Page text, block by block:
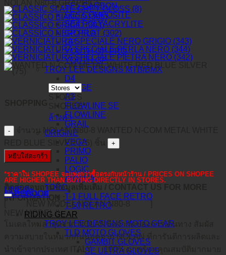
SE5 CARBON
SE5 COMPOSITE
SE4 POLYACRYLITE
GP PRO
GP
YOUTH GP PRO
YOUTH GP
TROY LEE DESIGNS MTB/BMX
D4
STAGE
A3
FLOWLINE SE
FLOWLINE
GRAIL
ORIGINE
VEGA
PRIMO
PALIO
LOGIC
APRICA
TORC
T-1 FULL FACE RETRO
T-50 RETRO
RIDING GEAR
TROY LEE DESIGNS MOTO GEAR
TLD MOTO GLOVES
GAMBIT GLOVES
SE ULTRA GLOVES
NOLAN N80-8 GRAPHICS
STORES
SHOPEE*
ล้างค่า
จำนวน NOLAN N80-8 WANTED N-COM METAL WHITE
RED BLUE SILVER (75) ชิ้น
หยิบใส่ตะกร้า
*ราคาใน SHOPEE จะแพงกว่าซื้อตรงกับหน้าร้าน / PRICES ON SHOPEE
ARE HIGHER THAN BUYING DIRECTLY IN STORES.
ติดต่อสอบถามข้อมูลเพิ่มเติม / CONTACT US FOR MORE
INFORMATION :
LINE@
FACEBOOK
คำอธิบาย
NEW MODEL NOLAN N80-8
NEW MODEL !!
โมเดลใหม่ล่าสุดจาก NOLANขีดจำกัดของการเดินทาง สัมผัส
ความสบายในหมวกกันน็อคจาก NOLAN ที่การันตีการผลิตและ
นำเข้าจากประเทศ ITALY
100% มาพร้อมคุณสมบัติมากมาย